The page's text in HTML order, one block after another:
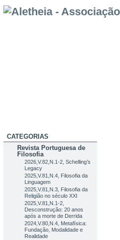
CATEGORIAS
Revista Portuguesa de
Filosofia
2026,V.82,N.1-2, Schelling’s
Legacy
2025,V.81,N.4, Filosofia da
Linguagem
2025,V.81,N.3, Filosofia da
Religião no século XXI
2025,V.81,N.1-2,
Desconstrução: 20 anos
após a morte de Derrida
2024,V.80,N.4, Metafísica:
Fundação, Modalidade e
Realidade